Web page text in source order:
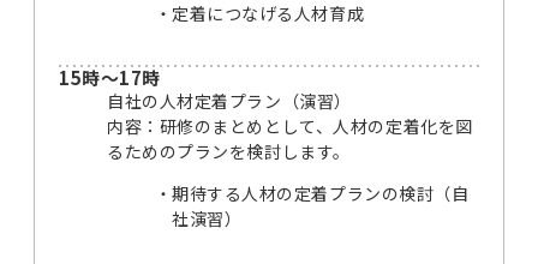
定着につなげる人材育成
15時～17時
自社の人材定着プラン（演習）
内容：研修のまとめとして、人材の定着化を図
るためのプランを検討します。
期待する人材の定着プランの検討（自
社演習）